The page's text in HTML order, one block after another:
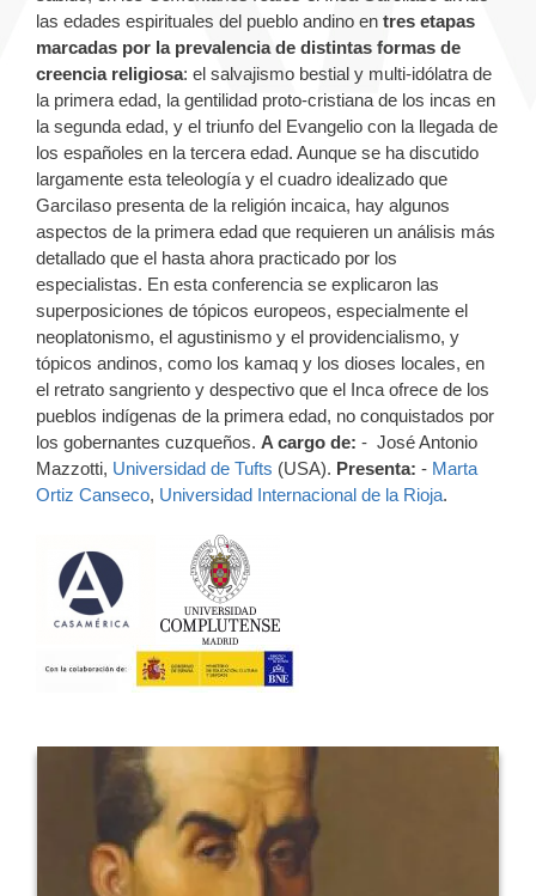
las edades espirituales del pueblo andino en tres etapas
marcadas por la prevalencia de distintas formas de
creencia religiosa: el salvajismo bestial y multi-idólatra de
la primera edad, la gentilidad proto-cristiana de los incas en
la segunda edad, y el triunfo del Evangelio con la llegada de
los españoles en la tercera edad. Aunque se ha discutido
largamente esta teleología y el cuadro idealizado que
Garcilaso presenta de la religión incaica, hay algunos
aspectos de la primera edad que requieren un análisis más
detallado que el hasta ahora practicado por los
especialistas. En esta conferencia se explicaron las
superposiciones de tópicos europeos, especialmente el
neoplatonismo, el agustinismo y el providencialismo, y
tópicos andinos, como los kamaq y los dioses locales, en
el retrato sangriento y despectivo que el Inca ofrece de los
pueblos indígenas de la primera edad, no conquistados por
los gobernantes cuzqueños. A cargo de: - José Antonio
Mazzotti, Universidad de Tufts (USA). Presenta: - Marta
Ortiz Canseco, Universidad Internacional de la Rioja.